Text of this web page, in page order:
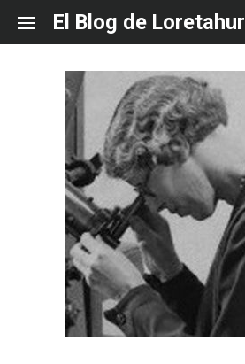
content
El Blog de Loretahur